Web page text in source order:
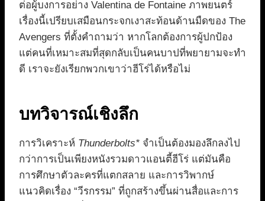
ต่อผู้บงการอย่าง Valentina de Fontaine ภาพยนตร์
เรื่องนี้เปรียบเสมือนกระจกเงาสะท้อนด้านมืดของ The
Avengers ที่ตั้งคำถามว่า หากโลกต้องการผู้ปกป้อง
แต่คนที่เหมาะสมที่สุดกลับเป็นคนบาปที่พยายามจะทำ
ดี เราจะยังเรียกพวกเขาว่าฮีโร่ได้หรือไม่
บทวิจารณ์เชิงลึก
การวิเคราะห์ Thunderbolts* จำเป็นต้องมองลึกลงไป
กว่าการเป็นเพียงหนังรวมดาวแอนตี้ฮีโร่ แต่มันคือ
การศึกษาตัวละครที่แตกสลาย และการวิพากษ์
แนวคิดเรื่อง “วีรกรรม” ที่ถูกสร้างขึ้นผ่านสื่อและการ